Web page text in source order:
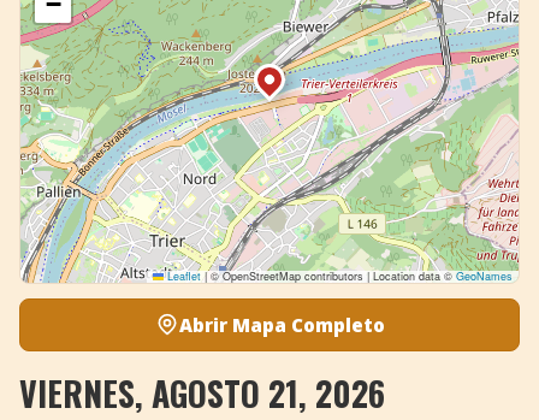
Leaflet |© OpenStreetMap contributors | Location data ©GeoNames
Abrir Mapa Completo
VIERNES, AGOSTO 21, 2026